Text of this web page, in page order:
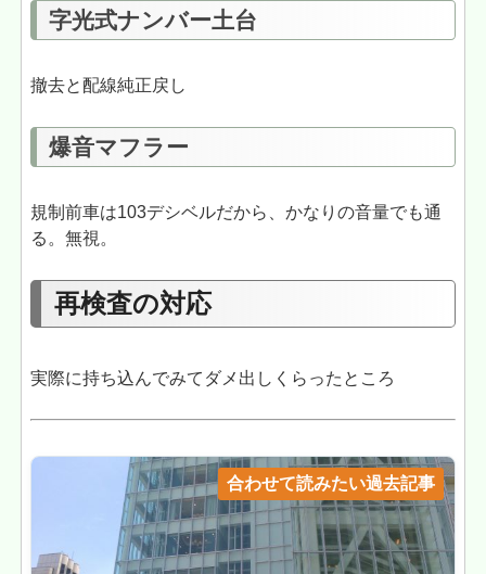
字光式ナンバー土台
撤去と配線純正戻し
爆音マフラー
規制前車は103デシベルだから、かなりの音量でも通
る。無視。
再検査の対応
実際に持ち込んでみてダメ出しくらったところ
合わせて読みたい過去記事